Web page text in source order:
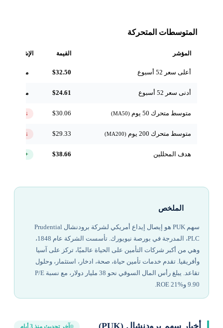
المتوسطات المتحركة
المؤشر القيمة الإشارة
أعلى سعر 52 أسبوع $32.50 مرجعي
أدنى سعر 52 أسبوع $24.61 مرجعي
متوسط متحرك 50 يوم $30.06 ↓ تحت
متوسط متحرك 200 يوم $29.33 ↓ تحت
هدف المحللين $38.66
+36.5%
الملخص
سهم PUK هو إيصال إيداع أمريكي لشركة برودنشال Prudential
PLC، المدرجة في بورصة نيويورك. تأسست الشركة عام 1848،
وهي من أكبر شركات التأمين على الحياة عالميًا، تركز على آسيا
وأفريقيا. تقدم خدمات تأمين حياة، صحة، ادخار، استثمار، وحلول
تقاعد. يبلغ رأس المال السوقي نحو 38 مليار دولار، مع نسبة P/E
9.90 وROE 21%.
أخبار سهم برودنشال (PUK) آخر تحديث منذ 3 أيام